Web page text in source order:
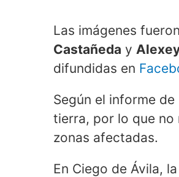
Las imágenes
Castañeda y
difundidas en
Según el informe
tierra, por lo que
zonas afectadas.
En Ciego de Ávila,